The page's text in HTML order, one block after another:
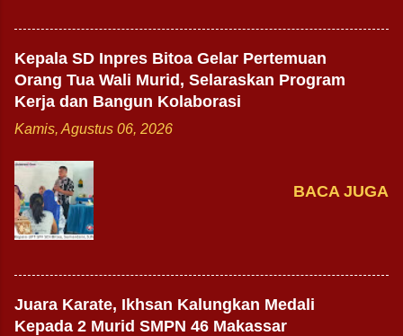
Kepala SD Inpres Bitoa Gelar Pertemuan
Orang Tua Wali Murid, Selaraskan Program
Kerja dan Bangun Kolaborasi
Kamis, Agustus 06, 2026
BACA JUGA
Juara Karate, Ikhsan Kalungkan Medali
Kepada 2 Murid SMPN 46 Makassar